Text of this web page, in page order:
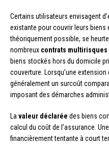
Certains utilisateurs envisagent
existante pour couvrir leurs biens
théoriquement possible, se
nombreux contrats multirisques
biens stockés hors du domicile
couverture. Lorsqu’une
généralement un surcoût
imposant des démarches
Lavaleur déclarée des biens
calcul du coût de l’assurance.
financièrement tentante à court